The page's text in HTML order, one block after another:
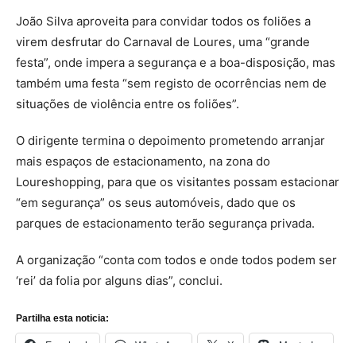
João Silva aproveita para convidar todos os foliões a
virem desfrutar do Carnaval de Loures, uma “grande
festa”, onde impera a segurança e a boa-disposição, mas
também uma festa “sem registo de ocorrências nem de
situações de violência entre os foliões”.
O dirigente termina o depoimento prometendo arranjar
mais espaços de estacionamento, na zona do
Loureshopping, para que os visitantes possam estacionar
“em segurança” os seus automóveis, dado que os
parques de estacionamento terão segurança privada.
A organização “conta com todos e onde todos podem ser
‘rei’ da folia por alguns dias”, conclui.
Partilha esta noticia: